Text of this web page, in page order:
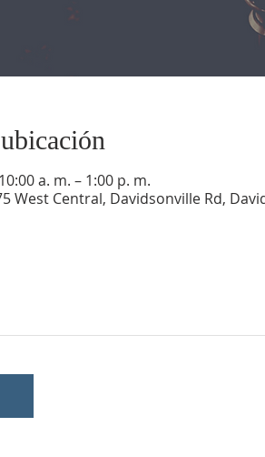
a. m. – 1:00 p. m.
West Central, Davidsonville Rd,